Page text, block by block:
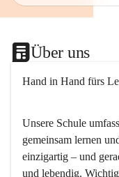
Über uns
Hand in Hand fürs
Unsere Schule
gemeinsam lernen
einzigartig – und
und lebendig.